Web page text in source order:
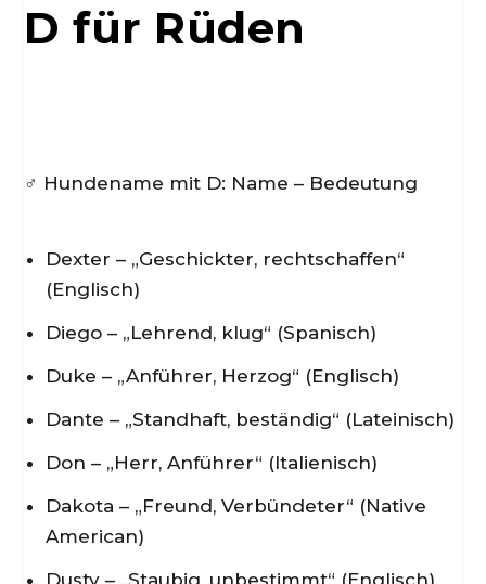
D für Rüden
♂️ Hundename mit D: Name – Bedeutung
Dexter – „Geschickter, rechtschaffen“
(Englisch)
Diego – „Lehrend, klug“ (Spanisch)
Duke – „Anführer, Herzog“ (Englisch)
Dante – „Standhaft, beständig“ (Lateinisch)
Don – „Herr, Anführer“ (Italienisch)
Dakota – „Freund, Verbündeter“ (Native
American)
Dusty – „Staubig, unbestimmt“ (Englisch)